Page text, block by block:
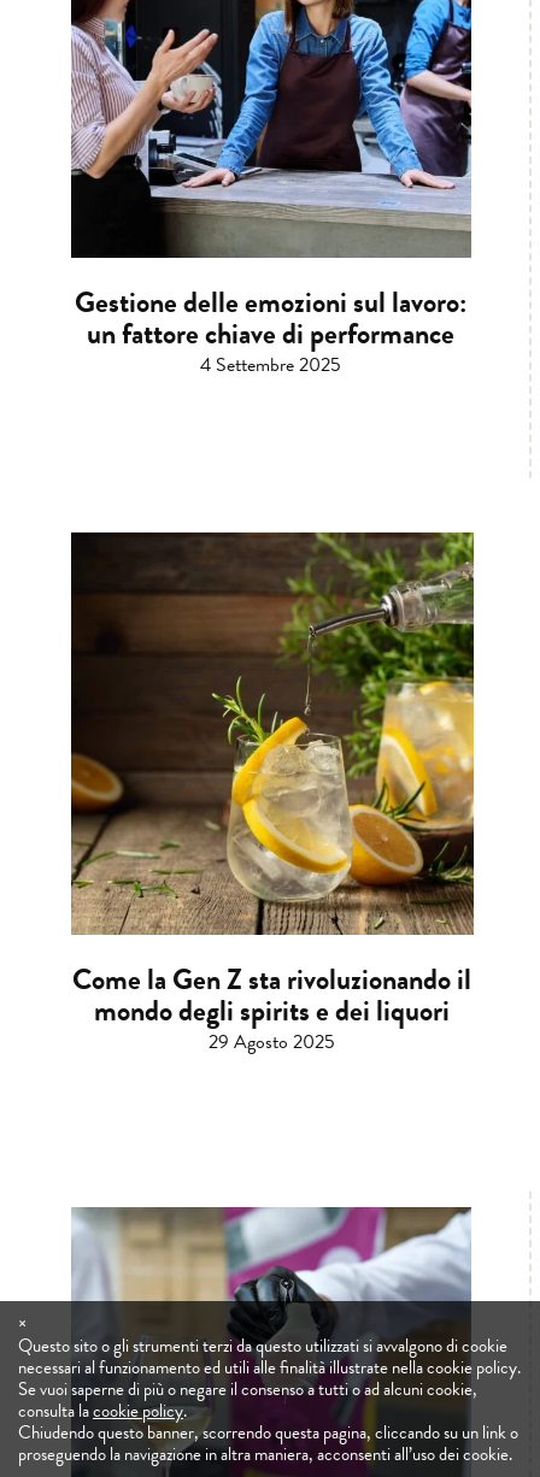
Gestione delle emozioni sul lavoro:
un fattore chiave di performance
4 Settembre 2025
Come la Gen Z sta rivoluzionando il
mondo degli spirits e dei liquori
29 Agosto 2025
×
Questo sito o gli strumenti terzi da questo utilizzati si avvalgono di cookie
necessari al funzionamento ed utili alle finalità illustrate nella cookie policy.
Se vuoi saperne di più o negare il consenso a tutti o ad alcuni cookie,
consulta lacookie policy.
Chiudendo questo banner, scorrendo questa pagina, cliccando su un link o
proseguendo la navigazione in altra maniera, acconsenti all’uso dei cookie.